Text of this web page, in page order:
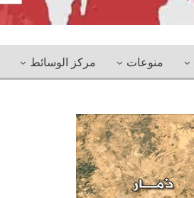
منوعات مركز الوسائط